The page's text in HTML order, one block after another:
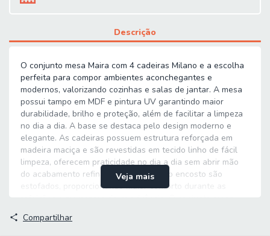
Descrição
O conjunto mesa Maira com 4 cadeiras Milano e a escolha
perfeita para compor ambientes aconchegantes e
modernos, valorizando cozinhas e salas de jantar. A mesa
possui tampo em MDF e pintura UV garantindo maior
durabilidade, brilho e proteção, além de facilitar a limpeza
no dia a dia. A base se destaca pelo design moderno e
elegante. As cadeiras possuem estrutura reforçada em
madeira maciça e são revestidas em tecido linho de fácil
limpeza, oferecem praticidade no dia a dia sem abrir mão
do acabamento refinado. O assento e o encosto são
estofados, proporcionando maior conforto durante as
e design elegante em cada detalhe.
Veja mais
Compartilhar